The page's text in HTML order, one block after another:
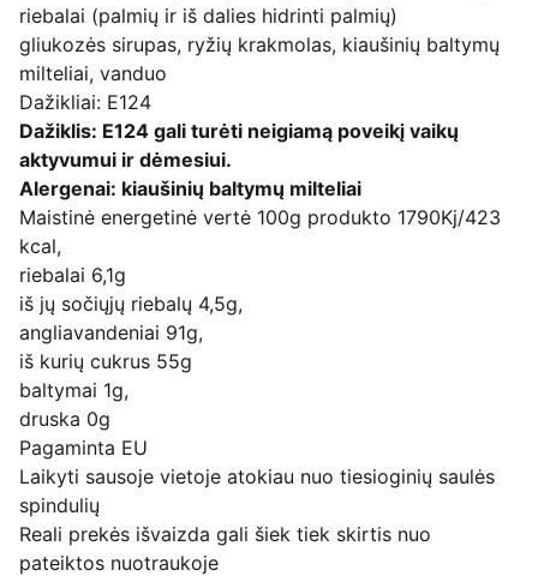
riebalai (palmių ir iš dalies hidrinti palmių)
gliukozės sirupas, ryžių krakmolas, kiaušinių baltymų
milteliai, vanduo
Dažikliai: E124
Dažiklis: E124 gali turėti neigiamą poveikį vaikų
aktyvumui ir dėmesiui.
Alergenai: kiaušinių baltymų milteliai
Maistinė energetinė vertė 100g produkto 1790Kj/423
kcal,
riebalai 6,1g
iš jų sočiųjų riebalų 4,5g,
angliavandeniai 91g,
iš kurių cukrus 55g
baltymai 1g,
druska 0g
Pagaminta EU
Laikyti sausoje vietoje atokiau nuo tiesioginių saulės
spindulių
Reali prekės išvaizda gali šiek tiek skirtis nuo
pateiktos nuotraukoje